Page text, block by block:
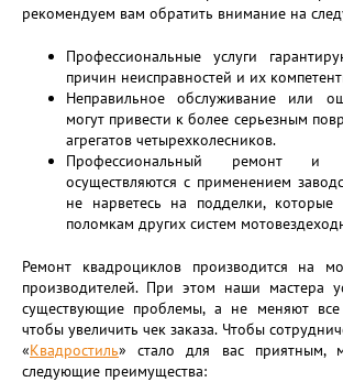
рекомендуем вам обратить внимание на
Профессиональные услуги
причин неисправностей и их
Неправильное обслуживание или
могут привести к более серьезным
агрегатов четырехколесников.
Профессиональный ремонт и
осуществляются с применением
не нарветесь на подделки, которые
поломкам других систем
Ремонт квадроциклов производится на
производителей. При этом наши мастера
существующие проблемы, а не меняют все
чтобы увеличить чек заказа. Чтобы
«Квадростиль» стало для вас приятным,
следующие преимущества: